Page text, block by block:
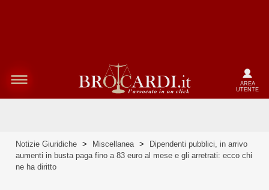
AREA
UTENTE
Notizie Giuridiche > Miscellanea >
Dipendenti pubblici, in arrivo
aumenti in busta paga fino a 83 euro al mese e gli arretrati: ecco chi
ne ha diritto